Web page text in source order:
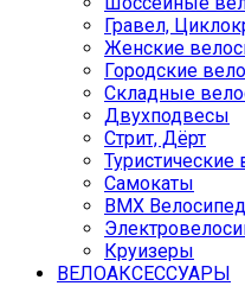
Гравел,
Женские
Городcкие
Складные
Двухподвесы
Стрит, Дёрт
Самокаты
BMX
Круизеры
ВЕЛОАКСЕССУАРЫ